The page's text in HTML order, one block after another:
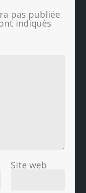
pas publiée.
indiqués
Site web